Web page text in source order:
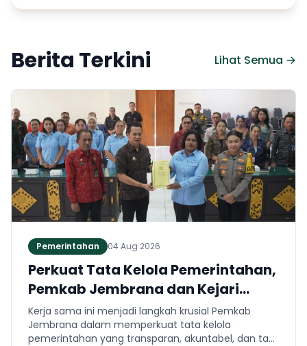
Berita Terkini Lihat Semua →
Pemerintahan 04 Aug 2026
Perkuat Tata Kelola Pemerintahan,
Pemkab Jembrana dan Kejari
Jembrana Sepakati Kerja Sama
Hukum Datun
Kerja sama ini menjadi langkah krusial Pemkab
Jembrana dalam memperkuat tata kelola
pemerintahan yang transparan, akuntabel, dan taat